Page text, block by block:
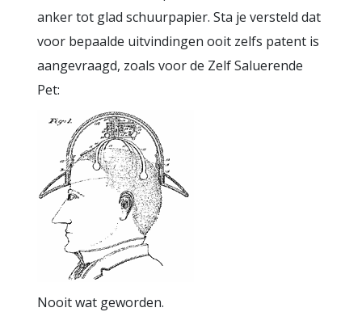
anker tot glad schuurpapier. Sta je versteld dat
voor bepaalde uitvindingen ooit zelfs patent is
aangevraagd, zoals voor de Zelf Saluerende
Pet:
Nooit wat geworden.